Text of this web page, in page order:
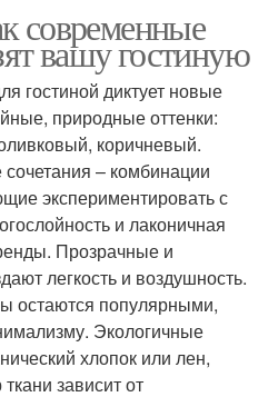
современные
вашу гостиную
гостиной диктует новые
природные оттенки:
коричневый.
– комбинации
экспериментировать с
и лаконичная
Прозрачные и
легкость и воздушность.
остаются популярными,
Экологичные
хлопок или лен,
зависит от